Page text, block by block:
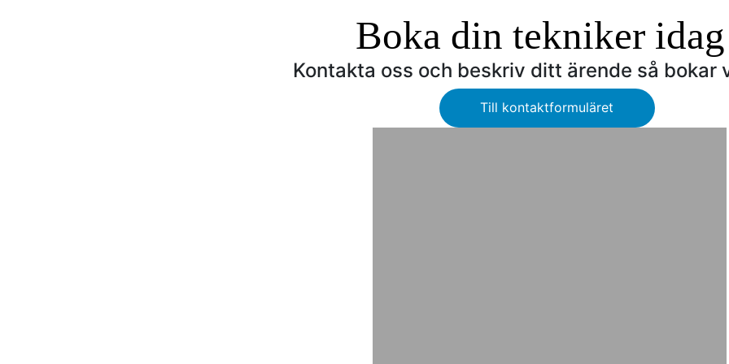
Boka din tekniker
Kontakta oss och beskriv ditt ärende så bokar
Till kontaktformuläret